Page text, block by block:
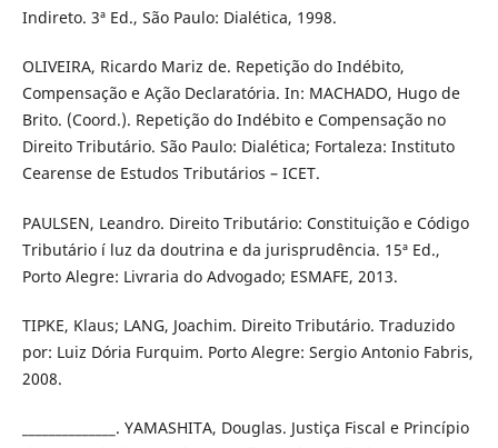
Indireto. 3ª Ed., São Paulo: Dialética, 1998.
OLIVEIRA, Ricardo Mariz de. Repetição do Indébito,
Compensação e Ação Declaratória. In: MACHADO, Hugo de
Brito. (Coord.). Repetição do Indébito e Compensação no
Direito Tributário. São Paulo: Dialética; Fortaleza: Instituto
Cearense de Estudos Tributários – ICET.
PAULSEN, Leandro. Direito Tributário: Constituição e Código
Tributário í luz da doutrina e da jurisprudência. 15ª Ed.,
Porto Alegre: Livraria do Advogado; ESMAFE, 2013.
TIPKE, Klaus; LANG, Joachim. Direito Tributário. Traduzido
por: Luiz Dória Furquim. Porto Alegre: Sergio Antonio Fabris,
2008.
______________. YAMASHITA, Douglas. Justiça Fiscal e Princí­pio